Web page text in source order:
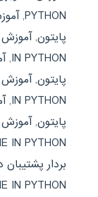
PYTHON
,
پایتون,
IN PYTHON
,
پایتون,
IN PYTHON
,
پایتون,
IN PYTHON
بردار پشتیبان
IN PYTHON